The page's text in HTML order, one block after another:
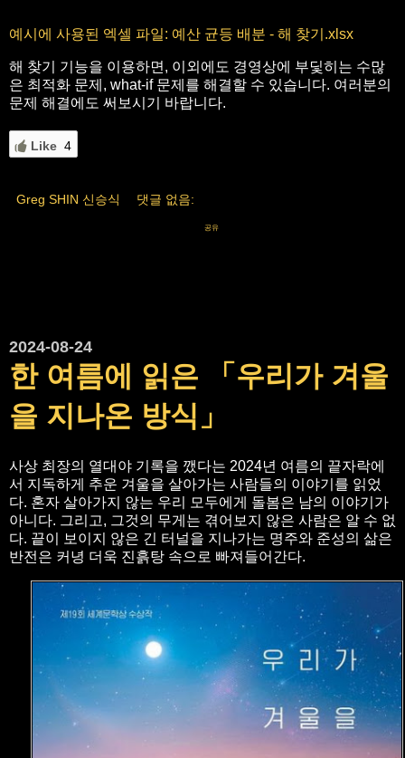
예시에 사용된 엑셀 파일: 예산 균등 배분 - 해 찾기.xlsx
해 찾기 기능을 이용하면, 이외에도 경영상에 부딫히는 수많
은 최적화 문제, what-if 문제를 해결할 수 있습니다. 여러분의
문제 해결에도 써보시기 바랍니다.
Like 4
Greg SHIN 신승식 댓글 없음:
공유
2024-08-24
한 여름에 읽은 「우리가 겨울
을 지나온 방식」
사상 최장의 열대야 기록을 깼다는 2024년 여름의 끝자락에
서 지독하게 추운 겨울을 살아가는 사람들의 이야기를 읽었
다. 혼자 살아가지 않는 우리 모두에게 돌봄은 남의 이야기가
아니다. 그리고, 그것의 무게는 겪어보지 않은 사람은 알 수 없
다. 끝이 보이지 않은 긴 터널을 지나가는 명주와 준성의 삶은
반전은 커녕 더욱 진흙탕 속으로 빠져들어간다.